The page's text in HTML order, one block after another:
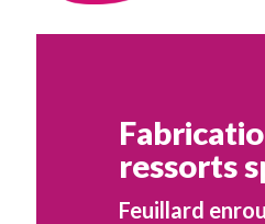
ressorts
Feuillard